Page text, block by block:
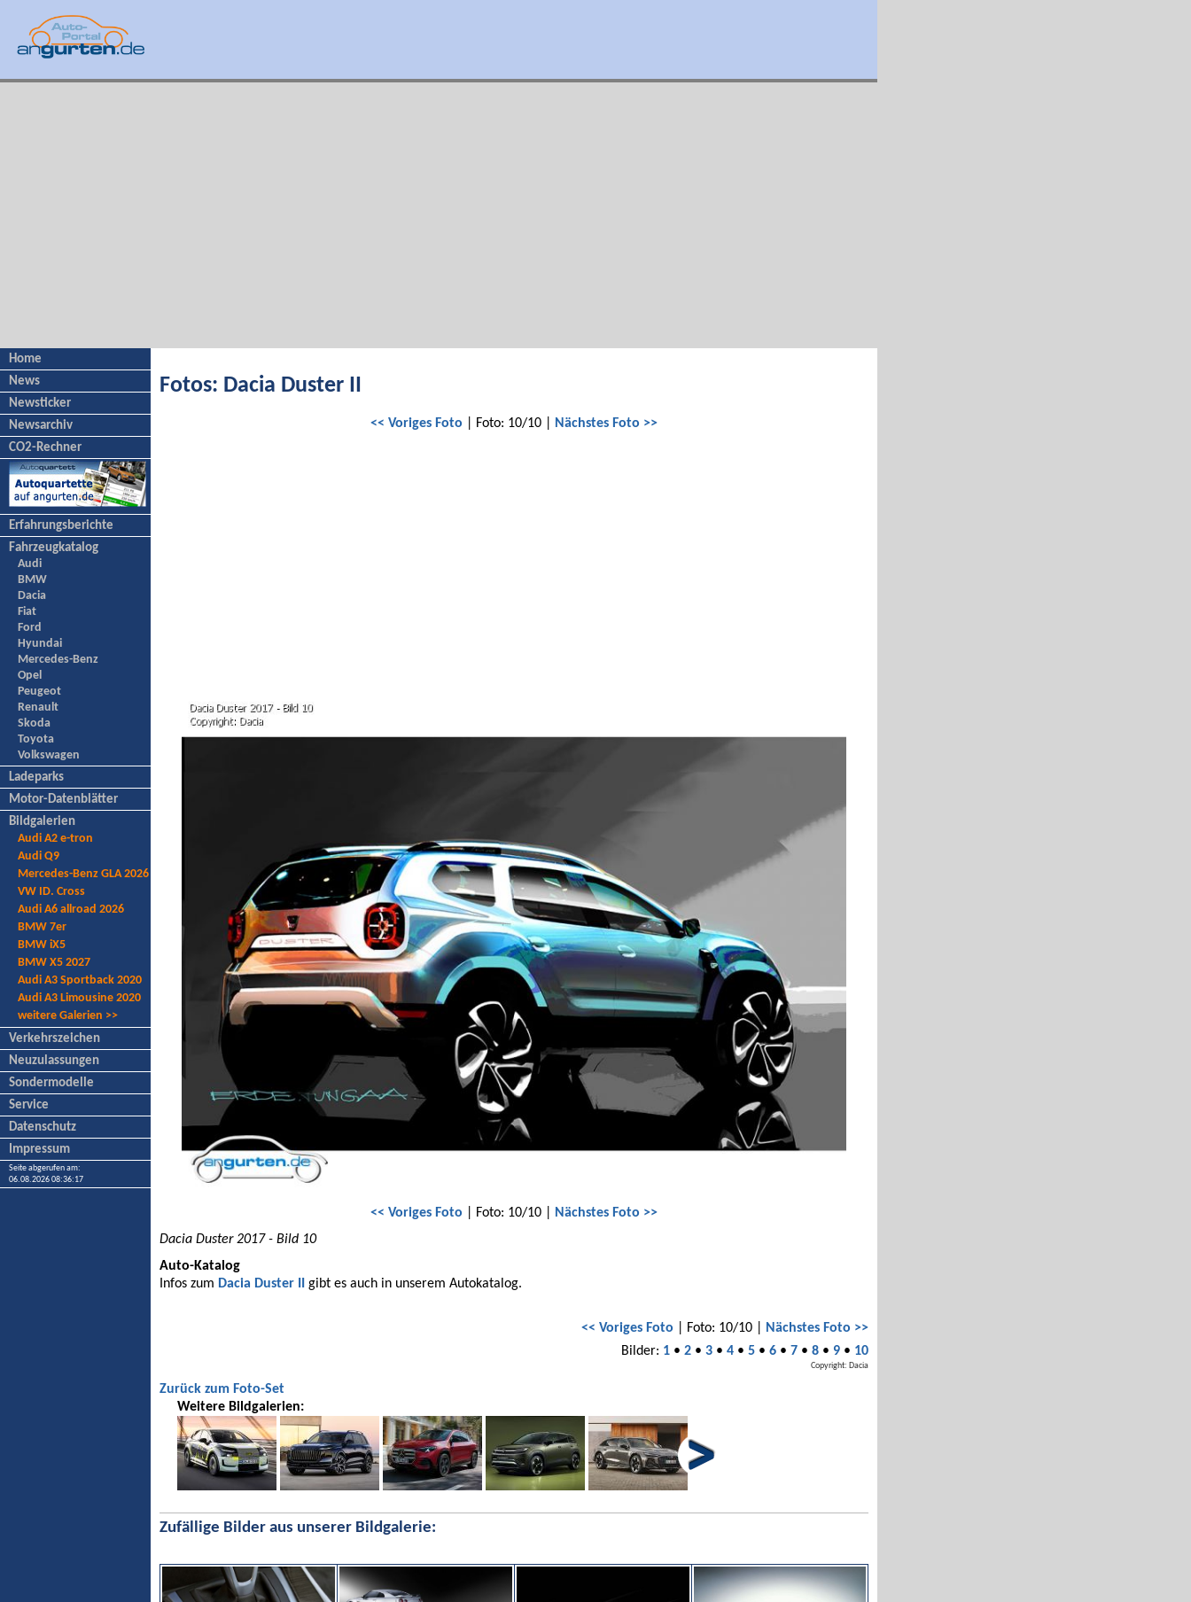
Home
News
Newsticker
Newsarchiv
CO2-Rechner
Erfahrungsberichte
Fahrzeugkatalog
Audi
BMW
Dacia
Fiat
Ford
Hyundai
Mercedes-Benz
Opel
Peugeot
Renault
Skoda
Toyota
Volkswagen
Ladeparks
Motor-Datenblätter
Bildgalerien
Audi A2 e-tron
Audi Q9
Mercedes-Benz GLA 2026
VW ID. Cross
Audi A6 allroad 2026
BMW 7er
BMW iX5
BMW X5 2027
Audi A3 Sportback 2020
Audi A3 Limousine 2020
weitere Galerien >>
Verkehrszeichen
Neuzulassungen
Sondermodelle
Service
Datenschutz
Impressum
Seite abgerufen am:
06.08.2026 08:36:17
Fotos: Dacia Duster II
<< Voriges Foto | Foto: 10/10 | Nächstes Foto >>
<< Voriges Foto | Foto: 10/10 |
Nächstes Foto >>
Dacia Duster 2017 - Bild 10
Auto-Katalog
Infos zum Dacia Duster II gibt es auch in unserem Autokatalog.
<< Voriges Foto | Foto: 10/10 |
Nächstes Foto >>
Bilder: 1 • 2 • 3 • 4 • 5 • 6 • 7 • 8 • 9 • 10
Copyright: Dacia
Zurück zum Foto-Set
Weitere Bildgalerien:
Zufällige Bilder aus unserer Bildgalerie: